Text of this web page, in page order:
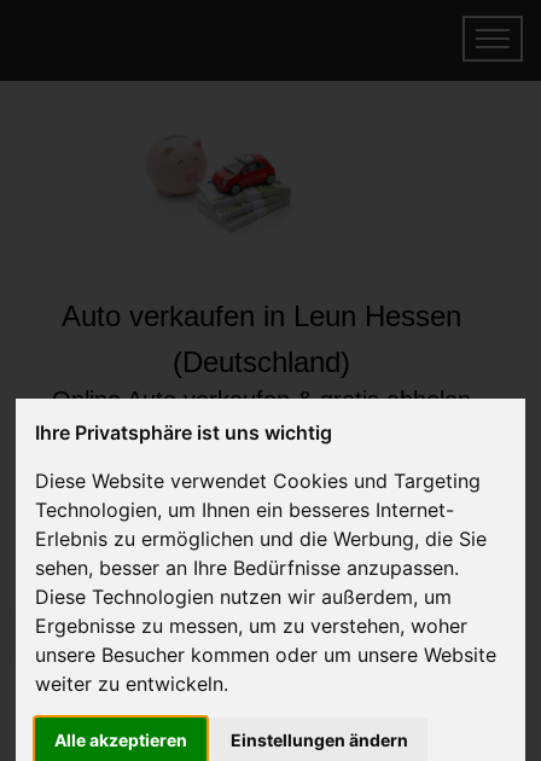
Ihre Privatsphäre ist uns wichtig
Diese Website verwendet Cookies und Targeting
Technologien, um Ihnen ein besseres Internet-
Erlebnis zu ermöglichen und die Werbung, die Sie
sehen, besser an Ihre Bedürfnisse anzupassen.
Diese Technologien nutzen wir außerdem, um
Ergebnisse zu messen, um zu verstehen, woher
unsere Besucher kommen oder um unsere Website
weiter zu entwickeln.
Alle akzeptieren Einstellungen ändern
Auto verkaufen in Leun Hessen
(Deutschland)
Online Auto verkaufen & gratis abholen
lassen
JETZT KOSTENLOSE BEWERTUNG
Kostenloses Angebotfür den Ankauf Ihres Autos inklusive der